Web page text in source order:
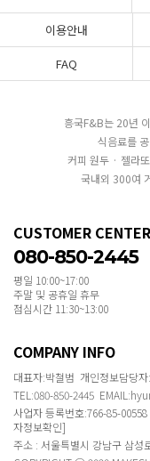
이용안내
FAQ
흥국F&B는 20년
식음료를
커피 원두 · 젤라
국내외 300여
CUSTOMER CENTER
080-850-2445
평일 10:00~17:00
주말 및 공휴일 휴무
점심시간 11:30~13:00
COMPANY INFO
대표자:박철범 개인정보담당
TEL:080-850-2445
사업자 등록번호:766-85-
자정보확인]
주소 : 서울특별시 강남구 삼성